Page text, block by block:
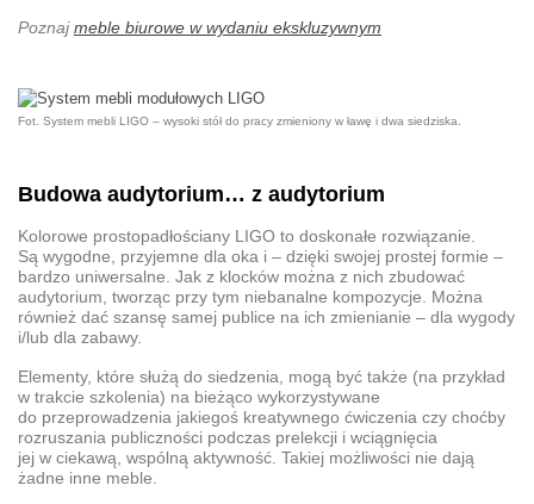
Poznajmeble biurowe w wydaniu ekskluzywnym
Fot. System mebli LIGO – wysoki stół do pracy zmieniony w ławę i dwa siedziska.
Budowa audytorium… z audytorium
Kolorowe prostopadłościany LIGO to doskonałe rozwiązanie.
Są wygodne, przyjemne dla oka i – dzięki swojej prostej formie –
bardzo uniwersalne. Jak z klocków można z nich zbudować
audytorium, tworząc przy tym niebanalne kompozycje. Można
również dać szansę samej publice na ich zmienianie – dla wygody
i/lub dla zabawy.
Elementy, które służą do siedzenia, mogą być także (na przykład
w trakcie szkolenia) na bieżąco wykorzystywane
do przeprowadzenia jakiegoś kreatywnego ćwiczenia czy choćby
rozruszania publiczności podczas prelekcji i wciągnięcia
jej w ciekawą, wspólną aktywność. Takiej możliwości nie dają
żadne inne meble